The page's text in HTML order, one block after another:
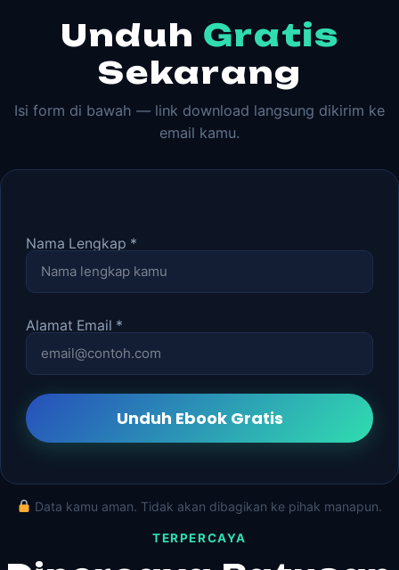
Unduh Gratis
Sekarang
Isi form di bawah — link download langsung dikirim ke
email kamu.
Nama Lengkap *
Alamat Email *
Data kamu aman. Tidak akan dibagikan ke pihak manapun.
TERPERCAYA